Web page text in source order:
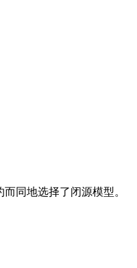
同地选择了闭源模型。